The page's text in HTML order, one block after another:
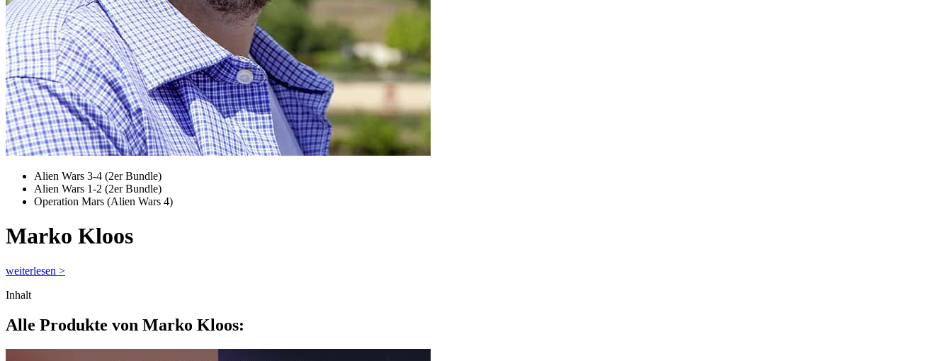
Alien Wars 3-4 (2er Bundle)
Alien Wars 1-2 (2er Bundle)
Operation Mars (Alien Wars 4)
Marko Kloos
weiterlesen >
Inhalt
Alle Produkte von Marko Kloos: